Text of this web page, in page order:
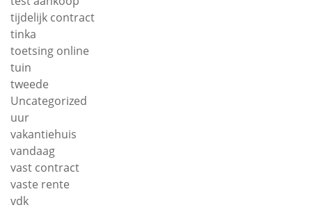
tijdelijk contract
tinka
toetsing online
tuin
tweede
Uncategorized
uur
vakantiehuis
vandaag
vast contract
vaste rente
vdk